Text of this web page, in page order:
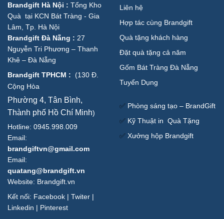
Brandgift Hà Nội : Tổng Kho
Quà tại KCN Bát Tràng - Gia
Lâm, Tp. Hà Nội
Brandgift Đà Nẵng : 27
Nguyễn Tri Phương – Thanh
Khê – Đà Nẵng
Brandgift TPHCM : (130 Đ.
Cộng Hòa
Phường 4, Tân Bình,
Thành phố Hồ Chí Minh)
Hotline: 0945.998.009
Email:
brandgiftvn@gmail.com
Email:
quatang@brandgift.vn
Website: Brandgift.vn
Kết nối: Facebook | Twiter |
Linkedin | Pinterest
Liên hệ
Hợp tác cùng Brandgift
Quà tặng khách hàng
Đặt quà tặng cả năm
Gốm Bát Tràng Đà Nẵng
Tuyển Dụng
✅ Phòng sáng tạo – BrandGift
✅ Kỹ Thuật in Quà Tặng
✅ Xưởng hộp Brandgift